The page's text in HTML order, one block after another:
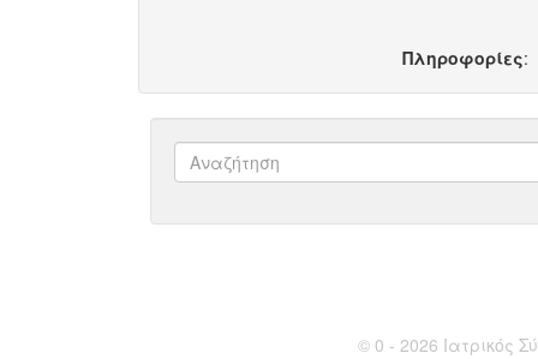
Πληροφορίες:
© 0 - 2026 Ιατρικός